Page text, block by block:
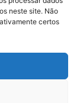
neste site. Não
certos